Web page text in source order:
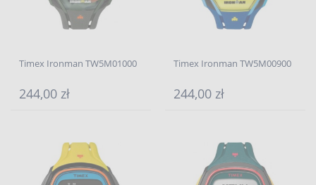
Timex Ironman TW5M01000
244,00 zł
Timex Ironman TW5M00900
244,00 zł